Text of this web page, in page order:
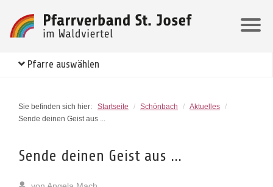
Pfarre auswählen
Sie befinden sich hier: Startseite / Schönbach / Aktuelles
/
Sende deinen Geist aus ...
Sende deinen Geist aus ...